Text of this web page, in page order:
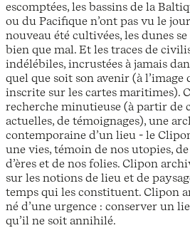
escomptées, les bassins de la
ou du Pacifique n’ont pas vu le
nouveau été cultivées, les dunes
bien que mal. Et les traces de
indélébiles, incrustées à jamais
quel que soit son avenir (à
inscrite sur les cartes maritimes).
recherche minutieuse (à partir de
actuelles, de témoignages), une
contemporaine d’un lieu - le
une vies, témoin de nos utopies,
d’ères et de nos folies. Clipon
sur les notions de lieu et de
temps qui les constituent. Clipon
né d’une urgence : conserver un
qu’il ne soit annihilé.